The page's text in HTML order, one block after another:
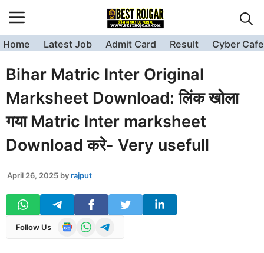
to
content
Home Latest Job Admit Card Result Cyber Cafe
Bihar Matric Inter Original
Marksheet Download: लिंक खोला
गया Matric Inter marksheet
Download करे- Very usefull
April 26, 2025 byrajput
Follow Us